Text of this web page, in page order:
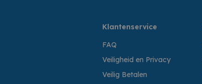
Klantenservice
FAQ
Veiligheid en Privacy
Veilig Betalen